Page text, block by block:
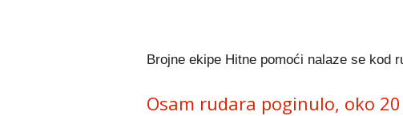
Brojne ekipe Hitne pomoći nalaze se kod
Osam rudara poginulo, oko